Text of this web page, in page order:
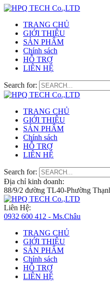
TRANG CHỦ
GIỚI THIỆU
SẢN PHẨM
Chính sách
HỖ TRỢ
LIÊN HỆ
Search for:
TRANG CHỦ
GIỚI THIỆU
SẢN PHẨM
Chính sách
HỖ TRỢ
LIÊN HỆ
Search for:
Địa chỉ kinh doanh:
88/9/2 đường TL40-Phường
Liên Hệ:
0932 600 412 - Ms.Châu
TRANG CHỦ
GIỚI THIỆU
SẢN PHẨM
Chính sách
HỖ TRỢ
LIÊN HỆ